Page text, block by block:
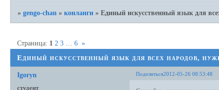
»gengo-chan »конланги »Единый искусственный язык для
Единый искусственный язык для всех народов,
Страница: 1 2 3 6 »
Поделиться2012-05-26 08:53:48
Igoryn
студент